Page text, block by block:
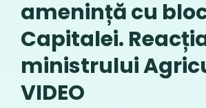
amenință cu
Capitalei.
ministrului
VIDEO